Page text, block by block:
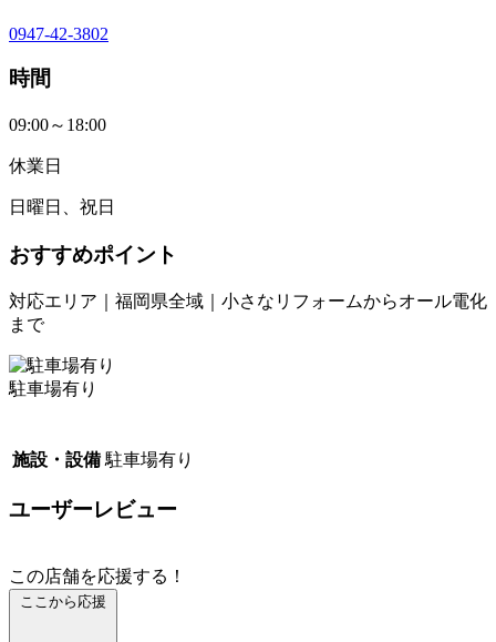
0947-42-3802
時間
09:00～18:00
休業日
日曜日、祝日
おすすめポイント
対応エリア｜福岡県全域｜小さなリフォームからオール電化
まで
駐車場有り
施設・設備 駐車場有り
ユーザーレビュー
この店舗を応援する！
ここから応援